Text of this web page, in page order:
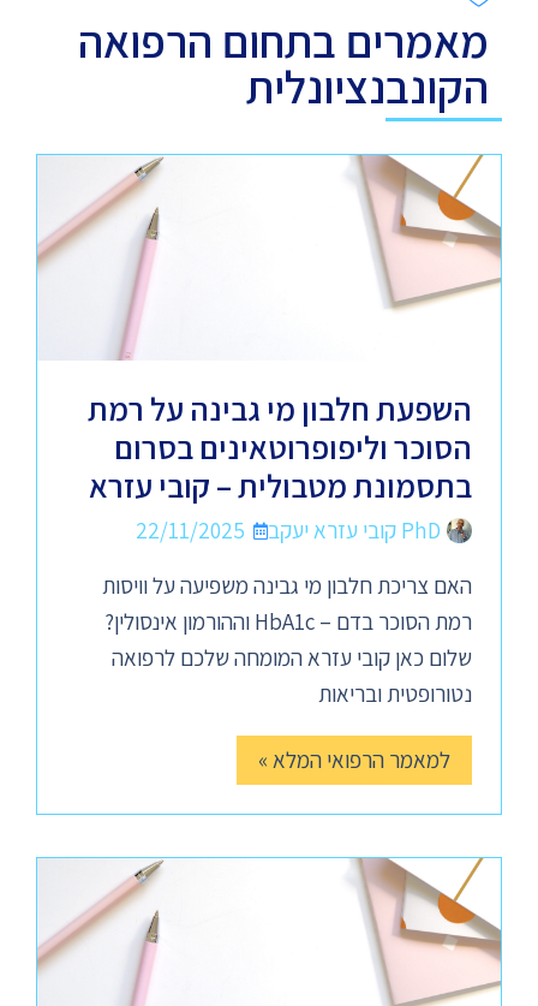
מאמרים בתחום הרפואה
הקונבנציונלית
השפעת חלבון מי גבינה על רמת
הסוכר וליפופרוטאינים בסרום
בתסמונת מטבולית – קובי עזרא
PhD קובי עזרא יעקב
22/11/2025
האם צריכת חלבון מי גבינה משפיעה על וויסות
רמת הסוכר בדם – HbA1c וההורמון אינסולין?
שלום כאן קובי עזרא המומחה שלכם לרפואה
נטורופטית ובריאות
למאמר הרפואי המלא »